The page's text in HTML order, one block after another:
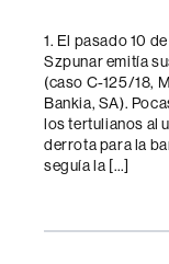
1. El pasado 10
Szpunar emitía
(caso C-125/18,
Bankia, SA).
los tertulianos al
derrota para la
seguía la […]